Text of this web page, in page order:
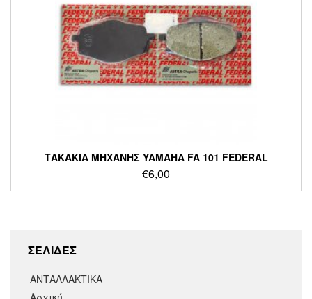
ΤΑΚΑΚΙΑ ΜΗΧΑΝΗΣ YAMAHA FA 101 FEDERAL
€6,00
ΣΕΛΙΔΕΣ
ΑΝΤΑΛΛΑΚΤΙΚΑ